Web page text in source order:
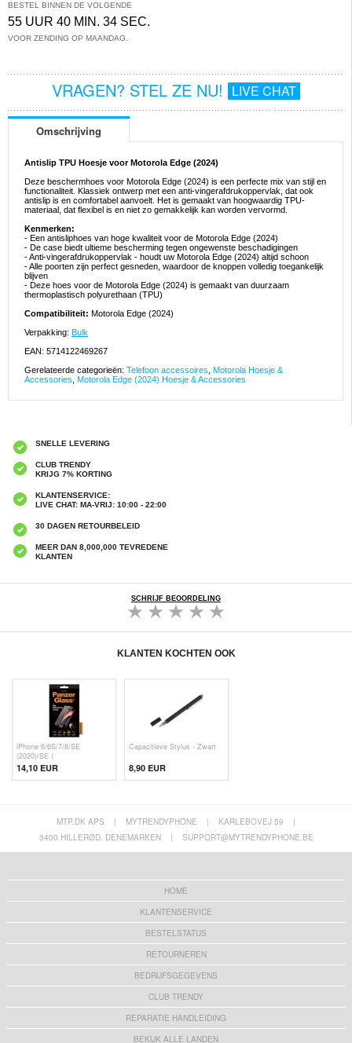
BESTEL BINNEN DE VOLGENDE
55 UUR 40 MIN. 33 SEC.
VOOR ZENDING OP MAANDAG.
VRAGEN? STEL ZE NU! LIVE CHAT
Omschrijving
Antislip TPU Hoesje voor Motorola Edge (2024)
Deze beschermhoes voor Motorola Edge (2024) is een perfecte mix van stijl en
functionaliteit. Klassiek ontwerp met een anti-vingerafdrukoppervlak, dat ook
antislip is en comfortabel aanvoelt. Het is gemaakt van hoogwaardig TPU-
materiaal, dat flexibel is en niet zo gemakkelijk kan worden vervormd.
Kenmerken:
- Een antisliphoes van hoge kwaliteit voor de Motorola Edge (2024)
- De case biedt ultieme bescherming tegen ongewenste beschadigingen
- Anti-vingerafdrukoppervlak - houdt uw Motorola Edge (2024) altijd schoon
- Alle poorten zijn perfect gesneden, waardoor de knoppen volledig toegankelijk
blijven
- Deze hoes voor de Motorola Edge (2024) is gemaakt van duurzaam
thermoplastisch polyurethaan (TPU)
Compatibiliteit: Motorola Edge (2024)
Verpakking: Bulk
EAN: 5714122469267
Gerelateerde categorieën: Telefoon accessoires
Motorola Hoesje &
Accessories
Motorola Edge (2024) Hoesje & Accessories
SNELLE LEVERING
CLUB TRENDY
KRIJG 7% KORTING
KLANTENSERVICE:
LIVE CHAT: MA-VRIJ: 10:00 - 22:00
30 DAGEN RETOURBELEID
MEER DAN 8,000,000 TEVREDENE
KLANTEN
SCHRIJF BEOORDELING
KLANTEN KOCHTEN OOK
iPhone 6/6S/7/8/SE
(2020)/SE (
14,10 EUR
Capacitieve Stylus - Zwart
8,90 EUR
MTP.DK APS | MYTRENDYPHONE | KARLEBOVEJ 59
|
3400 HILLERØD, DENEMARKEN
| SUPPORT@MYTRENDYPHONE.BE
HOME
KLANTENSERVICE
BESTELSTATUS
RETOURNEREN
BEDRIJFSGEGEVENS
CLUB TRENDY
REPARATIE HANDLEIDING
BEKIJK ALLE LANDEN